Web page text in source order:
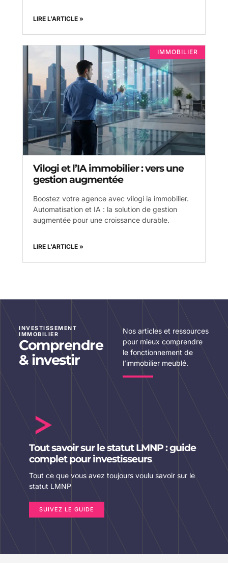
LIRE L'ARTICLE »
IMMOBILIER
Vilogi et l’IA immobilier : vers une
gestion augmentée
Boostez votre agence avec vilogi ia immobilier.
Automatisation et IA : la solution de gestion
augmentée pour une croissance durable.
LIRE L'ARTICLE »
INVESTISSEMENT
IMMOBILIER
Comprendre
& investir
Nos articles et ressources
pour mieux comprendre
le fonctionnement de
l’immobilier meublé.
Tout savoir sur le statut LMNP : guide
complet pour investisseurs
Tout ce que vous avez toujours voulu savoir sur le
statut LMNP
SUIVEZ LE GUIDE